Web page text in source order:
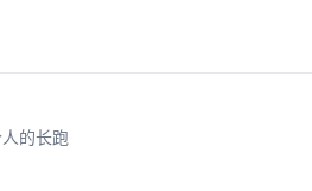
的长跑